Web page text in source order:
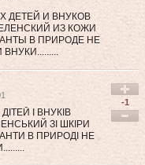
ДЕТЕЙ И ВНУКОВ
ИЗ КОЖИ
В ПРИРОДЕ НЕ
І ВНУКІВ
ЗІ ШКІРИ
В ПРИРОДІ НЕ
-1